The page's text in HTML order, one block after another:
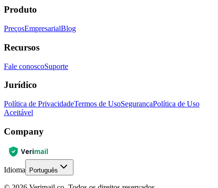
Produto
PreçosEmpresarialBlog
Recursos
Fale conoscoSuporte
Jurídico
Política de PrivacidadeTermos de UsoSegurançaPolítica de Uso
Aceitável
Company
Idioma Português